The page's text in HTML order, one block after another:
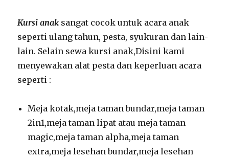
Kursi anak sangat cocok untuk acara anak
seperti ulang tahun, pesta, syukuran dan lain-
lain. Selain sewa kursi anak,Disini kami
menyewakan alat pesta dan keperluan acara
seperti :
Meja kotak,meja taman bundar,meja taman
2in1,meja taman lipat atau meja taman
magic,meja taman alpha,meja taman
extra,meja lesehan bundar,meja lesehan